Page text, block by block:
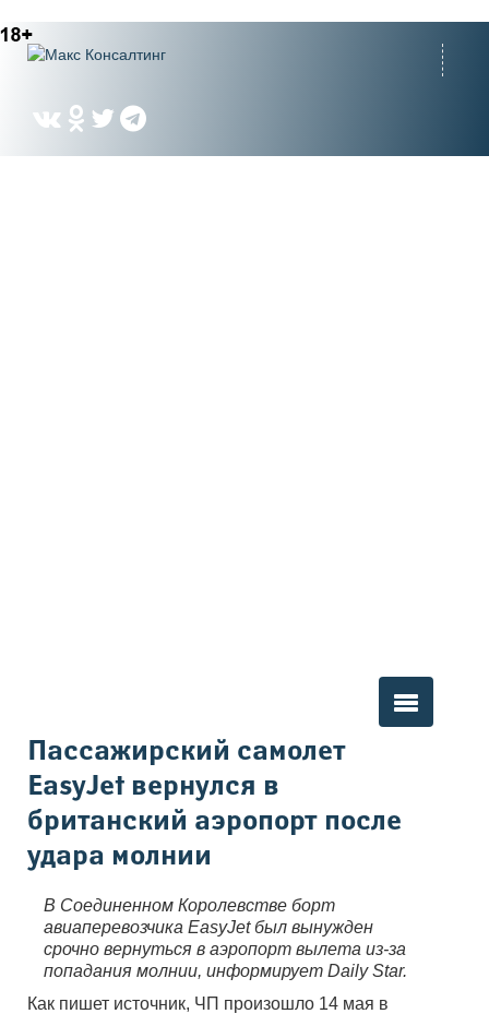
Вы здесь
Пассажирский самолет
EasyJet вернулся в
британский аэропорт после
удара молнии
В Соединенном Королевстве борт
авиаперевозчика EasyJet был вынужден
срочно вернуться в аэропорт вылета из-за
попадания молнии, информирует Daily Star.
Как пишет источник, ЧП произошло 14 мая в